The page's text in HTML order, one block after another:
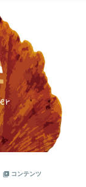
コンテンツ